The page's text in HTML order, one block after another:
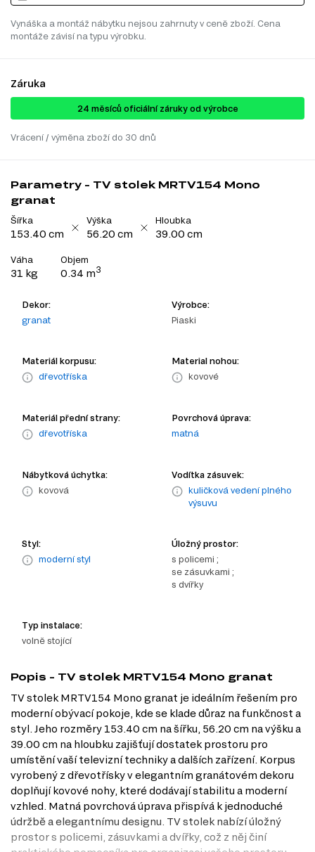
Vynáška a montáž nábytku nejsou zahrnuty v ceně zboží. Cena
montáže závisí na typu výrobku.
Záruka
24 ​​​​měsíců oficiální záruky od výrobce
Vrácení / výměna zboží do 30 dnů
Parametry - TV stolek MRTV154 Mono
granat
Šířka
153.40 cm
Výška
56.20 cm
Hloubka
39.00 cm
Váha
31 kg
Objem
0.34 m3
Dekor:
granat
Výrobce:
Piaski
Materiál korpusu:
dřevotříska
Material nohou:
kovové
Materiál přední strany:
dřevotříska
Povrchová úprava:
matná
Nábytková úchytka:
kovová
Vodítka zásuvek:
kuličková vedení plného
výsuvu
Styl:
moderní styl
Úložný prostor:
s policemi ;
se zásuvkami ;
s dvířky
Typ instalace:
volně stojící
Popis - TV stolek MRTV154 Mono granat
TV stolek MRTV154 Mono granat je ideálním řešením pro
moderní obývací pokoje, kde se klade důraz na funkčnost a
styl. Jeho rozměry 153.40 cm na šířku, 56.20 cm na výšku a
39.00 cm na hloubku zajišťují dostatek prostoru pro
umístění vaší televizní techniky a dalších zařízení. Korpus
vyrobený z dřevotřísky v elegantním granátovém dekoru
doplňují kovové nohy, které dodávají stabilitu a moderní
vzhled. Matná povrchová úprava přispívá k jednoduché
údržbě a elegantnímu designu. TV stolek nabízí úložný
prostor s policemi, zásuvkami a dvířky, což z něj činí